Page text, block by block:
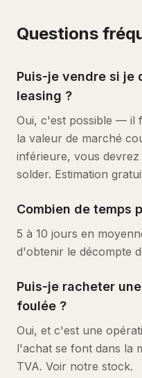
Questions
Puis-je vendre si je
leasing ?
Oui, c'est possible — il
la valeur de marché
inférieure, vous
solder. Estimation
Combien de temps
5 à 10 jours en
d'obtenir le décompte
Puis-je racheter
foulée ?
Oui, et c'est une
l'achat se font dans la
TVA. Voir notre stock.